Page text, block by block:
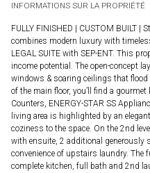
INFORMATIONS SUR LA PROPRIÉTÉ
FULLY FINISHED | CUSTOM BUILT
combines modern luxury with
LEGAL SUITE with SEP-ENT. This
income potential. The open-concept
windows & soaring ceilings that
of the main floor, you’ll find a
Counters, ENERGY-STAR SS
living area is highlighted by an
coziness to the space. On the 2nd
with ensuite, 2 additional generously
convenience of upstairs laundry. The
complete kitchen, full bath and 2nd